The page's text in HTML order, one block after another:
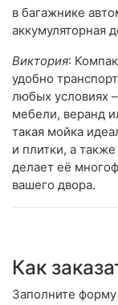
в багажнике
аккумуляторная
Виктория:
удобно
любых условиях
мебели, веранд
такая мойка
и плитки, а
делает её
вашего двора.
Как
Заполните форму